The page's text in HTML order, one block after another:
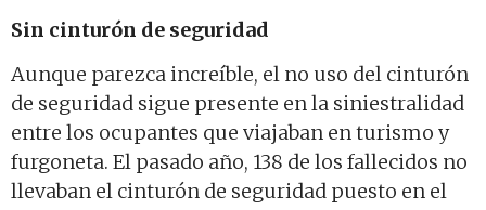
Sin cinturón de seguridad
Aunque parezca increíble, el no uso del cinturón
de seguridad sigue presente en la siniestralidad
entre los ocupantes que viajaban en turismo y
furgoneta. El pasado año, 138 de los fallecidos no
llevaban el cinturón de seguridad puesto en el